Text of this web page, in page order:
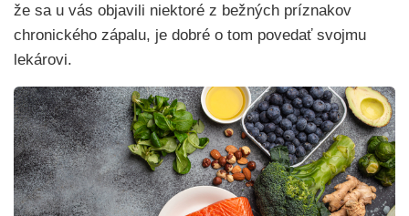
že sa u vás objavili niektoré z bežných príznakov
chronického zápalu, je dobré o tom povedať svojmu
lekárovi.